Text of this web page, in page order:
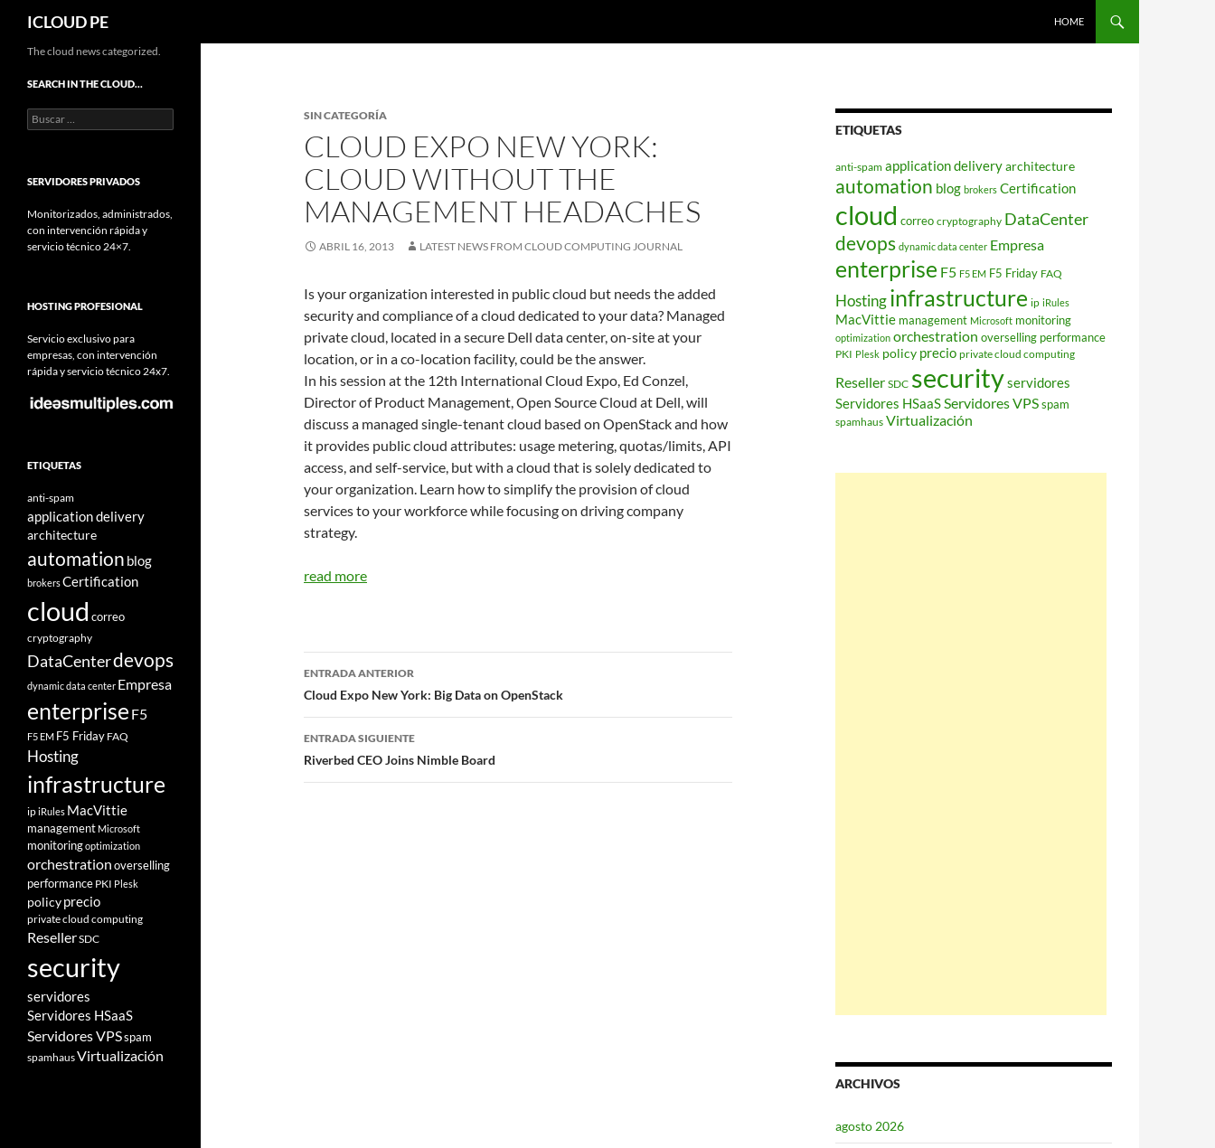
Saltar
contenido
ICLOUD PE HOME
SIN CATEGORÍA
CLOUD EXPO NEW YORK:
CLOUD WITHOUT THE
MANAGEMENT HEADACHES
ABRIL 16, 2013 LATEST NEWS FROM CLOUD COMPUTING JOURNAL
Is your organization interested in public cloud but needs the added
security and compliance of a cloud dedicated to your data? Managed
private cloud, located in a secure Dell data center, on-site at your
location, or in a co-location facility, could be the answer.
In his session at the 12th International Cloud Expo, Ed Conzel,
Director of Product Management, Open Source Cloud at Dell, will
discuss a managed single-tenant cloud based on OpenStack and how
it provides public cloud attributes: usage metering, quotas/limits, API
access, and self-service, but with a cloud that is solely dedicated to
your organization. Learn how to simplify the provision of cloud
services to your workforce while focusing on driving company
strategy.
read more
Navegador
de
entradas
ENTRADA ANTERIOR
Cloud Expo New York: Big Data on OpenStack
ENTRADA SIGUIENTE
Riverbed CEO Joins Nimble Board
ETIQUETAS
anti-spam application deliveryarchitecture
automation blog brokers Certification
cloud correo cryptography DataCenter
devops dynamic data center Empresa
enterprise F5 F5 EM F5 Friday FAQ
Hostinginfrastructure ip iRules
MacVittie management Microsoft monitoring
optimization orchestration overselling performance
PKI Plesk policy precio private cloud computing
Reseller SDC securityservidores
Servidores HSaaSServidores VPSspam
spamhaus Virtualización
ARCHIVOS
agosto 2026
The cloud news categorized.
SEARCH IN THE CLOUD…
Buscar:
SERVIDORES PRIVADOS
Monitorizados, administrados,
con intervención rápida y
servicio técnico 24×7.
HOSTING PROFESIONAL
Servicio exclusivo para
empresas, con intervención
rápida y servicio técnico 24x7.
ETIQUETAS
anti-spam
application delivery
architecture
automation blog
brokersCertification
cloud correo
cryptography
DataCenterdevops
dynamic data center Empresa
enterprise F5
F5 EM F5 Friday FAQ
Hosting
infrastructure
ipiRules MacVittie
management Microsoft
monitoringoptimization
orchestrationoverselling
performance PKI Plesk
policyprecio
private cloud computing
ResellerSDC
security
servidores
Servidores HSaaS
Servidores VPSspam
spamhausVirtualización